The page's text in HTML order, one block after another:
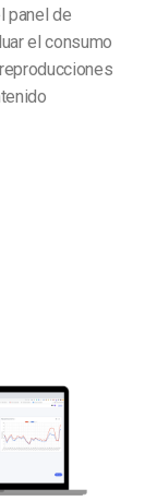
panel de
el consumo